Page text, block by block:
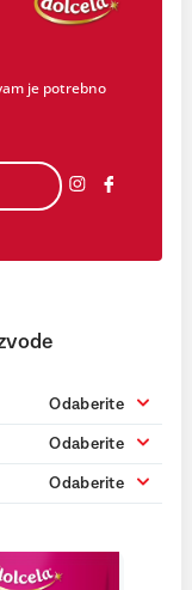
je potrebno
Odaberite
Odaberite
Odaberite